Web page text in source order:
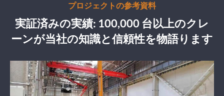
プロジェクトの参考資料
実証済みの実績: 100,000 台以上のクレ
ーンが当社の知識と信頼性を物語ります